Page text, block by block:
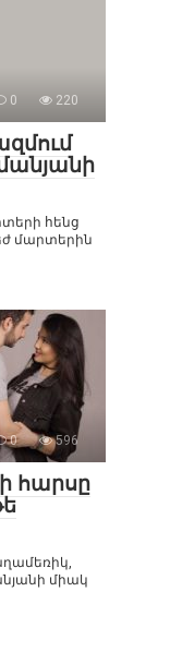
0 220
հենց
մարտերին
0 596
հարսը
միակ